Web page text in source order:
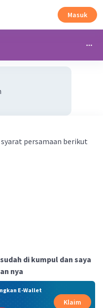
Masuk
persamaan berikut
di kumpul dan saya
nya
E-Wallet
Klaim